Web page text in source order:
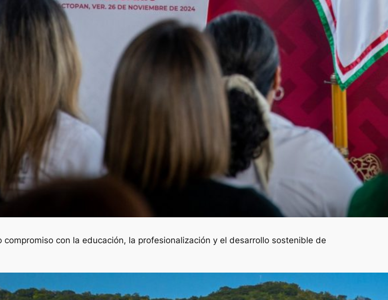
con la educación, la profesionalización y el desarrollo sostenible de